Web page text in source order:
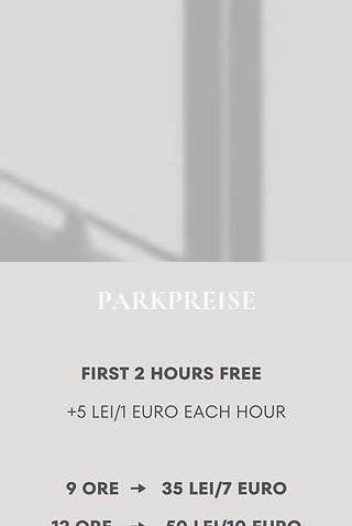
PARKPREISE